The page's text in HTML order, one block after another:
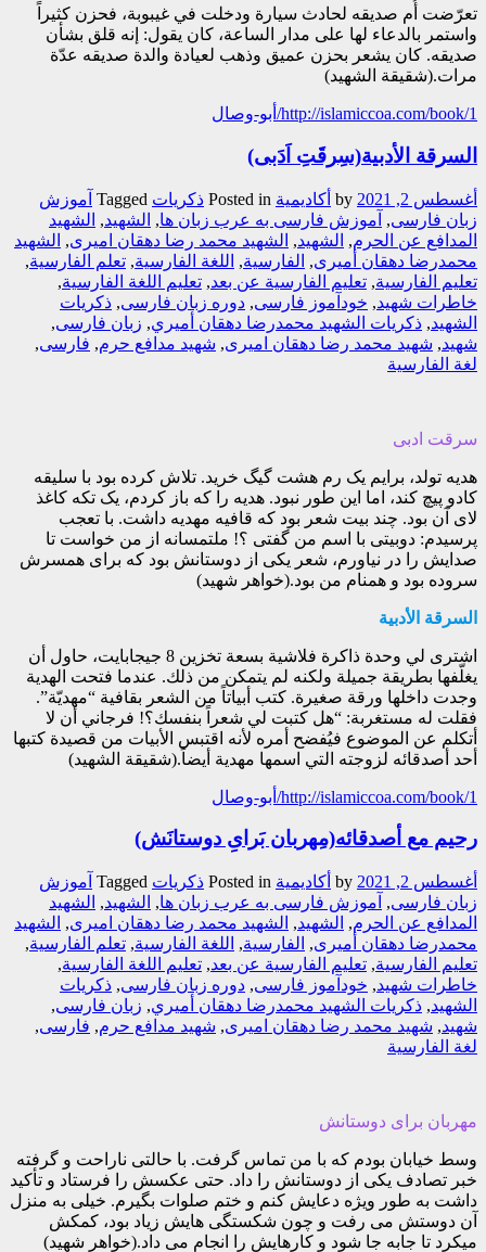
تعرّضت أُم صديقه لحادث سيارة ودخلت في غيبوبة، فحزن كثيراً
واستمر بالدعاء لها على مدار الساعة، كان يقول: إنه قلق بشأن
صديقه. كان يشعر بحزن عميق وذهب لعيادة والدة صديقه عدّة
مرات.(شقيقة الشهيد)
http://islamiccoa.com/book/1/أبو-وصال
السرقة الأدبية(سِرقَتِ اَدَبی)
أغسطس 2, 2021 أکادیمیة Posted in ذکریات Tagged آموزش
زبان فارسی, آموزش فارسی به عرب زبان ها, الشهيد, الشهيد
المدافع عن الحرم, الشهید, الشهید محمد رضا دهقان امیری, الشهید
محمدرضا دهقان أمیری, الفارسیة, اللغة الفارسیة, تعلم الفارسیة,
تعلیم الفارسیة, تعلیم الفارسیة عن بعد, تعلیم اللغة الفارسیة,
خاطرات شهید, خودآموز فارسی, دوره زبان فارسی, ذکريات
الشهيد, ذکريات الشهيد محمدرضا دهقان أميري, زبان فارسی,
شهید, شهید محمد رضا دهقان امیری, شهید مدافع حرم, فارسی,
لغة الفارسیة
سرقت ادبی
هدیه تولد، برایم یک رم هشت گیگ خرید. تلاش کرده بود با سلیقه
کادو پیچ کند، اما این طور نبود. هدیه را که باز کردم، یک تکه کاغذ
لای آن بود. چند بیت شعر بود که قافیه مهدیه داشت. با تعجب
پرسیدم: دوبیتی با اسم من گفتی ؟! ملتمسانه از من خواست تا
صدایش را در نیاورم، شعر یکی از دوستانش بود که برای همسرش
سروده بود و همنام من بود.(خواهر شهید)
السرقة الأدبية
اشترى لي وحدة ذاكرة فلاشية بسعة تخزين 8 جيجابايت، حاول أن
يغلّفها بطريقة جميلة ولكنه لم يتمكن من ذلك. عندما فتحت الهدية
وجدت داخلها ورقة صغيرة. كتب أبياتاً من الشعر بقافية “مهديّة”.
فقلت له مستغربة: “هل كتبت لي شعراً بنفسك؟! فرجاني أن لا
أتكلم عن الموضوع فيُفضح أمره لأنه اقتبس الأبيات من قصيدة كتبها
أحد أصدقائه لزوجته التي اسمها مهدية أيضاً.(شقيقة الشهيد)
http://islamiccoa.com/book/1/أبو-وصال
رحيم مع أصدقائه(مِهربان بَرایِ دوستانَش)
أغسطس 2, 2021 أکادیمیة Posted in ذکریات Tagged آموزش
زبان فارسی, آموزش فارسی به عرب زبان ها, الشهيد, الشهيد
المدافع عن الحرم, الشهید, الشهید محمد رضا دهقان امیری, الشهید
محمدرضا دهقان أمیری, الفارسیة, اللغة الفارسیة, تعلم الفارسیة,
تعلیم الفارسیة, تعلیم الفارسیة عن بعد, تعلیم اللغة الفارسیة,
خاطرات شهید, خودآموز فارسی, دوره زبان فارسی, ذکريات
الشهيد, ذکريات الشهيد محمدرضا دهقان أميري, زبان فارسی,
شهید, شهید محمد رضا دهقان امیری, شهید مدافع حرم, فارسی,
لغة الفارسیة
مهربان برای دوستانش
وسط خیابان بودم که با من تماس گرفت. با حالتی ناراحت و گرفته
خبر تصادف یکی از دوستانش را داد. حتی عکسش را فرستاد و تأکید
داشت به طور ویژه دعایش کنم و ختم صلوات بگیرم. خیلی به منزل
آن دوستش می رفت و چون شکستگی هایش زیاد بود، کمکش
میکرد تا جابه جا شود و کارهایش را انجام می داد.(خواهر شهید)